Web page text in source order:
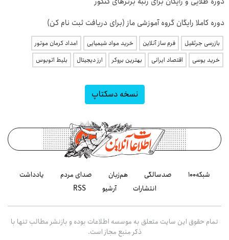
دوره کاملا رایگان گروه آموزشی ماز (برای دریافت ثبت نام کن)
بازرسی جرثقیل فرم ساز آنلاین خرید مواد شیمیایی
امداد کرمان موتور
خرید یوسی
اقتصاد ایرانی بهترین بروکر ارز دیجیتال بلیط اتوبوس
نسخه دسکتاپ
شبکه۱۰۰ صدسالگی هم‌زبان صدای مردم
یادداشت
انتشارات
آرشیو RSS
تمام حقوق این سایت متعلق به موسسه اطلاعات بوده و بازنشر مطالب تنها با
ذکر منبع مجاز است.